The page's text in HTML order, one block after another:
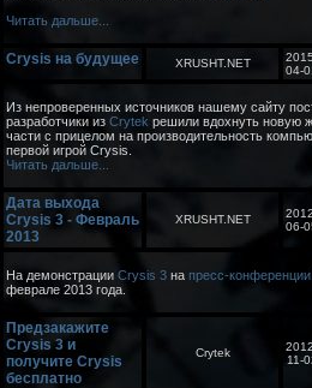
Читать дальше...
Crysis на будущее XRUSHT.NET
04-
Из непроверенных источников нашему сайту
разработчики из Crytek решили вдохнуть новую
части с прицелом на производительность
первой игрой Crysis.
Читать дальше...
Дата выхода
Crysis 3 - Февраль
2013
XRUSHT.NET
06-
На демонстрации Crysis 3 на пресс-конференции
феврале 2013 года.
Предзакажите
Crysis 3 и
получите Crysis
бесплатно
Crytek
11-